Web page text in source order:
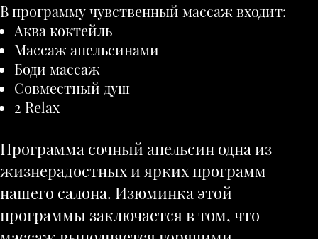
В программу чувственный массаж входит:
Аква коктейль
Массаж апельсинами
Боди массаж
Совместный душ
2 Relax
Программа сочный апельсин одна из
жизнерадостных и ярких программ
нашего салона. Изюминка этой
программы заключается в том, что